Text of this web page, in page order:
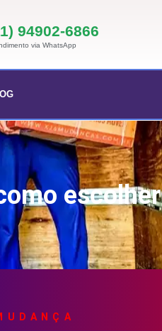
94902-6866
via WhatsApp